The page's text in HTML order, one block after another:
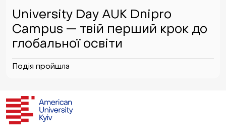
University Day AUK Dnipro
Campus — твій перший крок до
глобальної освіти
Подія пройшла